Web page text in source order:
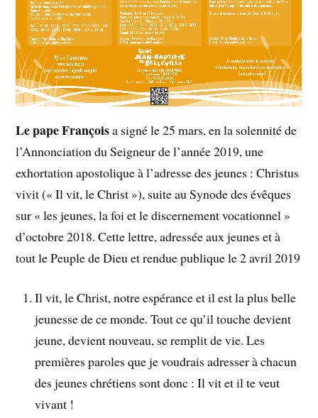
Le pape Françoisa signé le 25 mars, en la solennité de
l’Annonciation du Seigneur de l’année 2019, une
exhortation apostolique à l’adresse des jeunes : Christus
vivit (« Il vit, le Christ »), suite au Synode des évêques
sur « les jeunes, la foi et le discernement vocationnel »
d’octobre 2018. Cette lettre, adressée aux jeunes et à
tout le Peuple de Dieu et rendue publique le 2 avril 2019
Il vit, le Christ, notre espérance et il est la plus belle
jeunesse de ce monde. Tout ce qu’il touche devient
jeune, devient nouveau, se remplit de vie. Les
premières paroles que je voudrais adresser à chacun
des jeunes chrétiens sont donc : Il vit et il te veut
vivant !